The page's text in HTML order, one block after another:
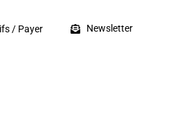
/ Payer Newsletter